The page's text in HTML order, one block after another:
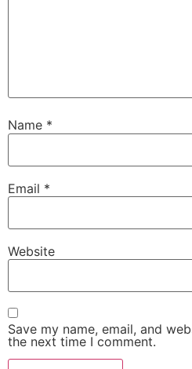
Name *
Email *
Website
Save my name, email, and
the next time I comment.